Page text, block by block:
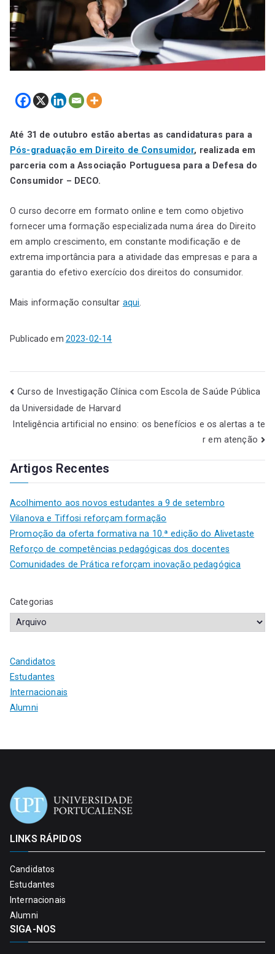
Até 31 de outubro estão abertas as candidaturas para a
Pós-graduação em Direito de Consumidor, realizada em
parceria com a Associação Portuguesa para a Defesa do
Consumidor – DECO.
O curso decorre em formato online e tem como objetivo
fornecer uma formação especializada numa área do Direito
em amplo crescimento, em constante modificação e de
extrema importância para a atividade das empresas e para a
garantia do efetivo exercício dos direitos do consumidor.
Mais informação consultar aqui.
Publicado em 2023-02-14
Curso de Investigação Clínica com Escola de Saúde Pública
da Universidade de Harvard
Inteligência artificial no ensino: os benefícios e os alertas a te
r em atenção
Artigos Recentes
Acolhimento aos novos estudantes a 9 de setembro
Vilanova e Tiffosi reforçam formação
Promoção da oferta formativa na 10.ª edição do Alivetaste
Reforço de competências pedagógicas dos docentes
Comunidades de Prática reforçam inovação pedagógica
Categorias
Candidatos
Estudantes
Internacionais
Alumni
LINKS RÁPIDOS
Candidatos
Estudantes
Internacionais
Alumni
SIGA-NOS